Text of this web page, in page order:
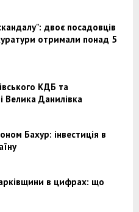
двоє посадовців
отримали понад 5
КДБ та
Велика Данилівка
Бахур: інвестиція в
в цифрах: що